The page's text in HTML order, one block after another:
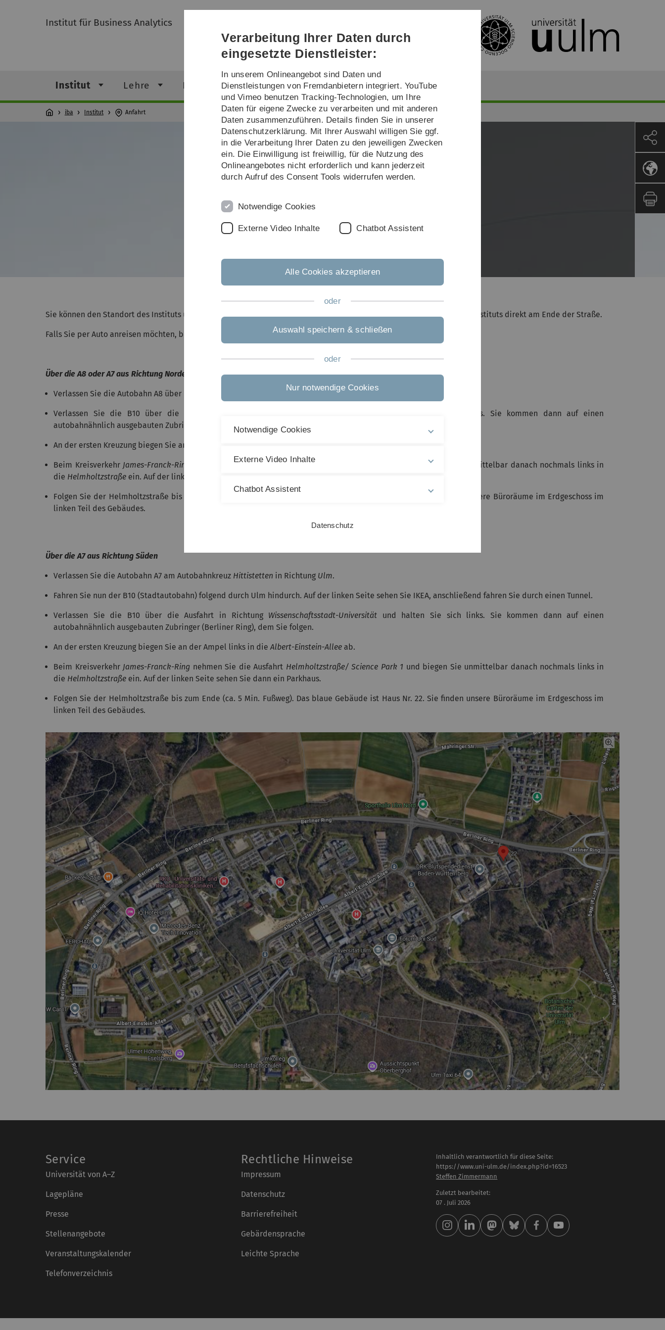
Direkt
Direkt
Direkt
(Sprache,
Drucken,
Social
Direkt
Direkt
Institut für Business Analytics
Institut Lehre Forschung Transfer
iba Institut Anfahrt
Anfahrt
Sie können den Standort des Instituts über google maps© einsehen. Auf der Karte befindet sich das Gebäude unseres Instituts direkt am Ende der Straße.
Falls Sie per Auto anreisen möchten, bieten wir Ihnen zwei Anfahrtsbeschreibungen an:
Über die A8 oder A7 aus Richtung Norden
Verlassen Sie die Autobahn A8 über die Ausfahrt Ulm/Friedrichshafen
Verlassen Sie die B10 über die Ausfahrt in Richtung
und halten Sie sich links. Sie kommen dann auf einen
autobahnähnlich ausgebauten Zubringer (Berliner Ring), dem Sie folgen.
An der ersten Kreuzung biegen Sie an der Ampel links in die
Beim Kreisverkehr James-Franck-Ring nehmen Sie die AusfahrtHelmholtzstraße/ Science Park 1
und biegen Sie unmittelbar danach nochmals links in
die Helmholtzstraße ein. Auf der linken Seite sehen Sie dann ein Parkhaus.
Folgen Sie der Helmholtzstraße bis zum Ende (ca. 5 Min. Fußweg). Das blaue Gebäude ist Haus Nr. 22. Sie finden unsere Büroräume im Erdgeschoss im
linken Teil des Gebäudes.
Über die A7 aus Richtung Süden
Verlassen Sie die Autobahn A7 am Autobahnkreuz Hittistetten in Richtung Ulm.
Fahren Sie nun der B10 (Stadtautobahn) folgend durch Ulm hindurch. Auf der linken Seite sehen Sie IKEA, anschließend fahren Sie durch einen Tunnel.
Verlassen Sie die B10 über die Ausfahrt in Richtung Wissenschaftsstadt-Universität und halten Sie sich links. Sie kommen dann auf einen
autobahnähnlich ausgebauten Zubringer (Berliner Ring), dem Sie folgen.
An der ersten Kreuzung biegen Sie an der Ampel links in dieAlbert-Einstein-Allee ab.
Beim Kreisverkehr James-Franck-Ring nehmen Sie die Ausfahrt Helmholtzstraße/ Science Park 1 und biegen Sie unmittelbar danach nochmals links in
die Helmholtzstraße ein. Auf der linken Seite sehen Sie dann ein Parkhaus.
Folgen Sie der Helmholtzstraße bis zum Ende (ca. 5 Min. Fußweg). Das blaue Gebäude ist Haus Nr. 22. Sie finden unsere Büroräume im Erdgeschoss im
linken Teil des Gebäudes.
Service
Universität von A–Z
Lagepläne
Presse
Stellenangebote
Veranstaltungskalender
Telefonverzeichnis
Rechtliche Hinweise
Impressum
Datenschutz
Barrierefreiheit
Gebärdensprache
Leichte Sprache
Inhaltlich verantwortlich für diese Seite:
https://www.uni-ulm.de/index.php?id=16523
Steffen Zimmermann
Zuletzt bearbeitet:
07 . Juli 2026
Verarbeitung Ihrer Daten durch
eingesetzte Dienstleister:
In unserem Onlineangebot sind Daten und
Dienstleistungen von Fremdanbietern integriert. YouTube
und Vimeo benutzen Tracking-Technologien, um Ihre
Daten für eigene Zwecke zu verarbeiten und mit anderen
Daten zusammenzuführen. Details finden Sie in unserer
Datenschutzerklärung. Mit Ihrer Auswahl willigen Sie ggf.
in die Verarbeitung Ihrer Daten zu den jeweiligen Zwecken
ein. Die Einwilligung ist freiwillig, für die Nutzung des
Onlineangebotes nicht erforderlich und kann jederzeit
durch Aufruf des Consent Tools widerrufen werden.
Notwendige Cookies
Externe Video Inhalte Chatbot Assistent
Alle Cookies akzeptieren
oder
Auswahl speichern & schließen
oder
Nur notwendige Cookies
Notwendige Cookies
Externe Video Inhalte
Chatbot Assistent
Datenschutz